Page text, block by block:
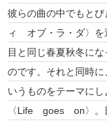
彼らの曲の中でもと
ィ オブ・ラ・ダ〉を
目と同じ春夏秋冬に
のです。それと同時
いうものをテーマにし
〈Life goes on〉。